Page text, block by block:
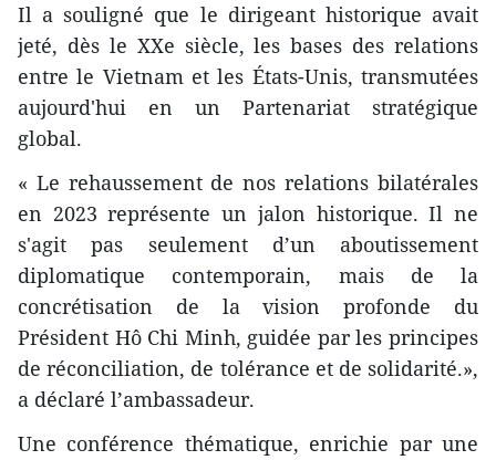
Il a souligné que le dirigeant historique avait
jeté, dès le XXe siècle, les bases des relations
entre le Vietnam et les États-Unis, transmutées
aujourd'hui en un Partenariat stratégique
global.
« Le rehaussement de nos relations bilatérales
en 2023 représente un jalon historique. Il ne
s'agit pas seulement d’un aboutissement
diplomatique contemporain, mais de la
concrétisation de la vision profonde du
Président Hô Chi Minh, guidée par les principes
de réconciliation, de tolérance et de solidarité.»,
a déclaré l’ambassadeur.
Une conférence thématique, enrichie par une